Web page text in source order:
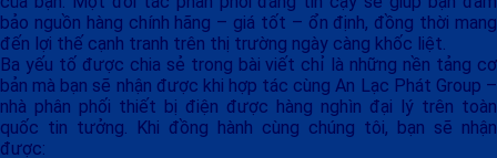
bảo nguồn hàng chính hãng – giá tốt – ổn định, đồng thời mang
đến lợi thế cạnh tranh trên thị trường ngày càng khốc liệt.
Ba yếu tố được chia sẻ trong bài viết chỉ là những nền tảng cơ
bản mà bạn sẽ nhận được khi hợp tác cùng An Lạc Phát Group –
nhà phân phối thiết bị điện được hàng nghìn đại lý trên toàn
quốc tin tưởng. Khi đồng hành cùng chúng tôi, bạn sẽ nhận
được: